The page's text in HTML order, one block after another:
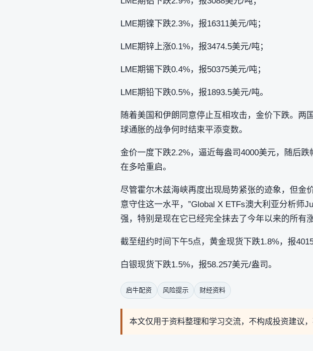
LME期镍下跌2.3%，报16311美元/吨；
LME期锌上涨0.1%，报3474.5美元/吨；
LME期锡下跌0.4%，报50375美元/吨；
LME期铅下跌0.5%，报1893.5美元/吨。
随着美国和伊朗同意停止互相攻击，金价下跌。
球通胀的战争何时结束平添变数。
金价一度下跌2.2%，逼近每盎司4000美元，随后
在多哈重启。
尽管霍尔木兹海峡再度出现局势紧张的迹象，但金
意守住这一水平，”Global X ETFs澳大利亚分析师
强，特别是现在它已经完全抹去了今年以来的所有
截至纽约时间下午5点，黄金现货下跌1.8%，报
白银现货下跌1.5%，报58.257美元/盎司。
启牛配资 风险提示 财经资料
本文仅用于资料整理和学习交流，不构成投资建议